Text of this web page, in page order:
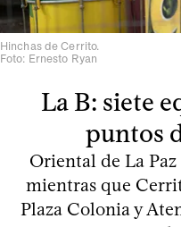
Hinchas de Cerrito.
Foto: Ernesto Ryan
La B: siete
puntos
Oriental de La
mientras que
Plaza Colonia y